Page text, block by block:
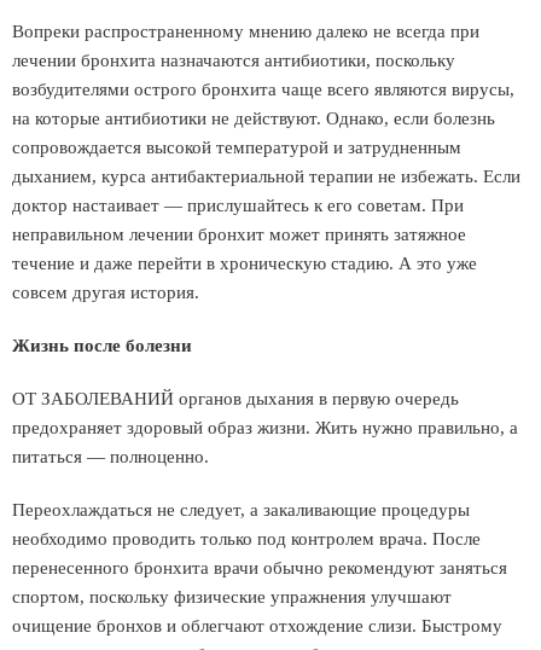
Вопреки распространенному мнению далеко не всегда при
лечении бронхита назначаются антибиотики, поскольку
возбудителями острого бронхита чаще всего являются вирусы,
на которые антибиотики не действуют. Однако, если болезнь
сопровождается высокой температурой и затрудненным
дыханием, курса антибактериальной терапии не избежать. Если
доктор настаивает — прислушайтесь к его советам. При
неправильном лечении бронхит может принять затяжное
течение и даже перейти в хроническую стадию. А это уже
совсем другая история.
Жизнь после болезни
ОТ ЗАБОЛЕВАНИЙ органов дыхания в первую очередь
предохраняет здоровый образ жизни. Жить нужно правильно, а
питаться — полноценно.
Переохлаждаться не следует, а закаливающие процедуры
необходимо проводить только под контролем врача. После
перенесенного бронхита врачи обычно рекомендуют заняться
спортом, поскольку физические упражнения улучшают
очищение бронхов и облегчают отхождение слизи. Быстрому